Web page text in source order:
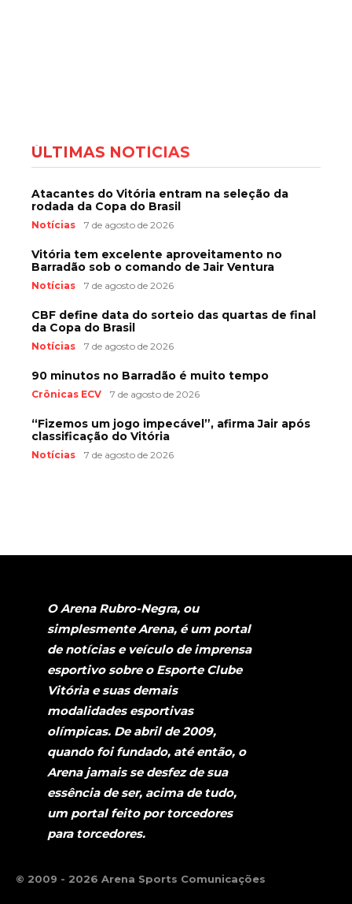
ÚLTIMAS NOTÍCIAS
Atacantes do Vitória entram na seleção da
rodada da Copa do Brasil
Notícias 7 de agosto de 2026
Vitória tem excelente aproveitamento no
Barradão sob o comando de Jair Ventura
Notícias 7 de agosto de 2026
CBF define data do sorteio das quartas de final
da Copa do Brasil
Notícias 7 de agosto de 2026
90 minutos no Barradão é muito tempo
Crônicas ECV 7 de agosto de 2026
“Fizemos um jogo impecável”, afirma Jair após
classificação do Vitória
Notícias 7 de agosto de 2026
O Arena Rubro-Negra, ou
simplesmente Arena, é um portal
de notícias e veículo de imprensa
esportivo sobre o Esporte Clube
Vitória e suas demais
modalidades esportivas
olímpicas. De abril de 2009,
quando foi fundado, até então, o
Arena jamais se desfez de sua
essência de ser, acima de tudo,
um portal feito por torcedores
para torcedores.
© 2009 - 2026 Arena Sports Comunicações